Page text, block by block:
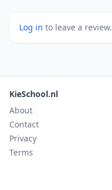
Log in to leave a review.
KieSchool.nl
About
Contact
Privacy
Terms